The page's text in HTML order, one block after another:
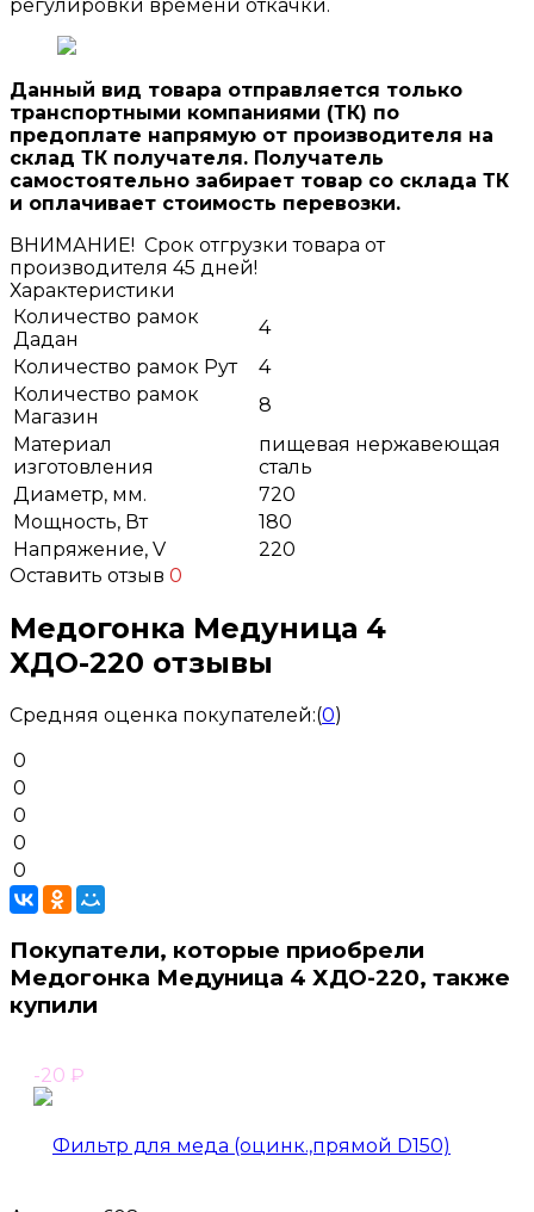
регулировки времени откачки.
Данный вид товара отправляется только
транспортными компаниями (ТК) по
предоплате напрямую от производителя на
склад ТК получателя. Получатель
самостоятельно забирает товар со склада ТК
и оплачивает стоимость перевозки.
ВНИМАНИЕ! Срок отгрузки товара от
производителя 45 дней!
Характеристики
Количество рамок
Дадан
4
Количество рамок Рут
4
Количество рамок
Магазин
8
Материал
изготовления
пищевая нержавеющая
сталь
Диаметр, мм.
720
Мощность, Вт
180
Напряжение, V
220
Оставить отзыв 0
Медогонка Медуница 4
ХДО-220 отзывы
Средняя оценка покупателей:(0)
0
0
0
0
0
Покупатели, которые приобрели
Медогонка Медуница 4 ХДО-220, также
купили
-20 ₽